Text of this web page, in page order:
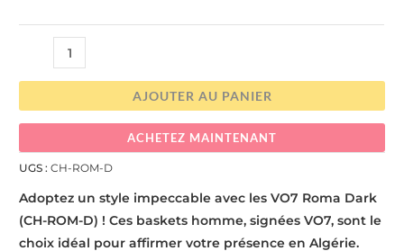
AJOUTER AU PANIER
ACHETEZ MAINTENANT
UGS :CH-ROM-D
Adoptez un style impeccable avec les VO7 Roma Dark
(CH-ROM-D) ! Ces baskets homme, signées VO7, sont le
choix idéal pour affirmer votre présence en Algérie.